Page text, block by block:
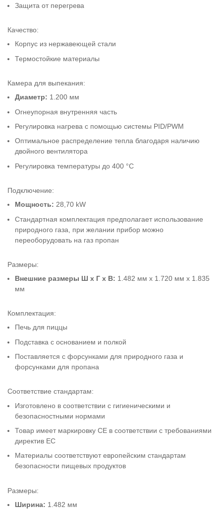
Защита от перегрева
Качество:
Корпус из нержавеющей стали
Термостойкие материалы
Камера для выпекания:
Диаметр: 1.200 мм
Огнеупорная внутренняя часть
Регулировка нагрева с помощью системы PID/PWM
Оптимальное распределение тепла благодаря наличию
двойного вентилятора
Регулировка температуры до 400 °C
Подключение:
Мощность: 28,70 kW
Стандартная комплектация предполагает использование
природного газа, при желании прибор можно
переоборудовать на газ пропан
Размеры:
Внешние размеры Ш x Г x В: 1.482 мм x 1.720 мм x 1.835
мм
Комплектация:
Печь для пиццы
Подставка с основанием и полкой
Поставляется с форсунками для природного газа и
форсунками для пропана
Соответствие стандартам:
Изготовлено в соответствии с гигиеническими и
безопасностными нормами
Товар имеет маркировку CE в соответствии с требованиями
директив ЕС
Материалы соответствуют европейским стандартам
безопасности пищевых продуктов
Размеры:
Ширина: 1.482 мм